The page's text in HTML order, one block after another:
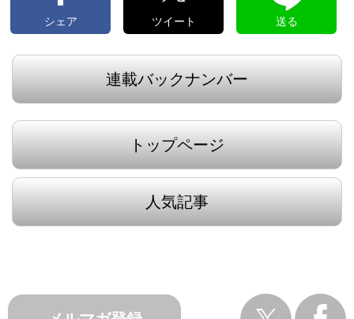
シェア ツイート 送る
連載バックナンバー
トップページ
人気記事